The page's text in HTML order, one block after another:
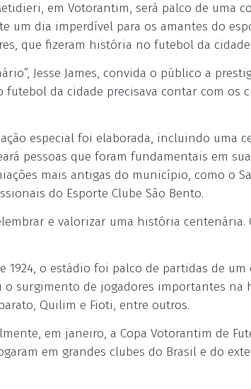
em Votorantim, será palco de uma
um dia imperdível para os amantes do
que fizeram história no futebol da
Jesse James, convida o público a
da cidade precisava contar com os
especial foi elaborada, incluindo uma
pessoas que foram fundamentais em
mais antigas do município, como o
do Esporte Clube São Bento.
e valorizar uma história centenária.
1924, o estádio foi palco de partidas de
o surgimento de jogadores importantes
Quilim e Fioti, entre outros.
em janeiro, a Copa Votorantim de
em grandes clubes do Brasil e do